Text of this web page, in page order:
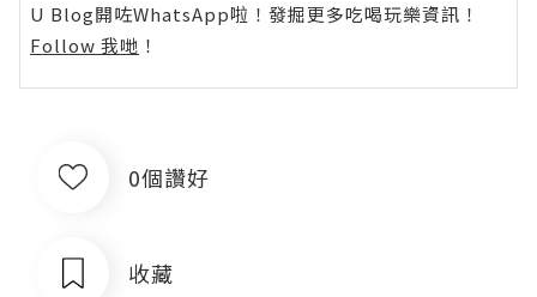
U Blog開咗WhatsApp啦！發掘更多吃喝玩樂資訊！
Follow 我哋 ！
0個讚好
收藏